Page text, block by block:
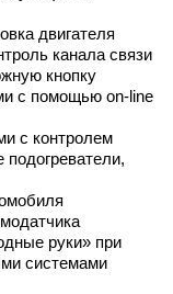
двигателя
канала связи
кнопку
с помощью on-line
с контролем
руки» при
системами